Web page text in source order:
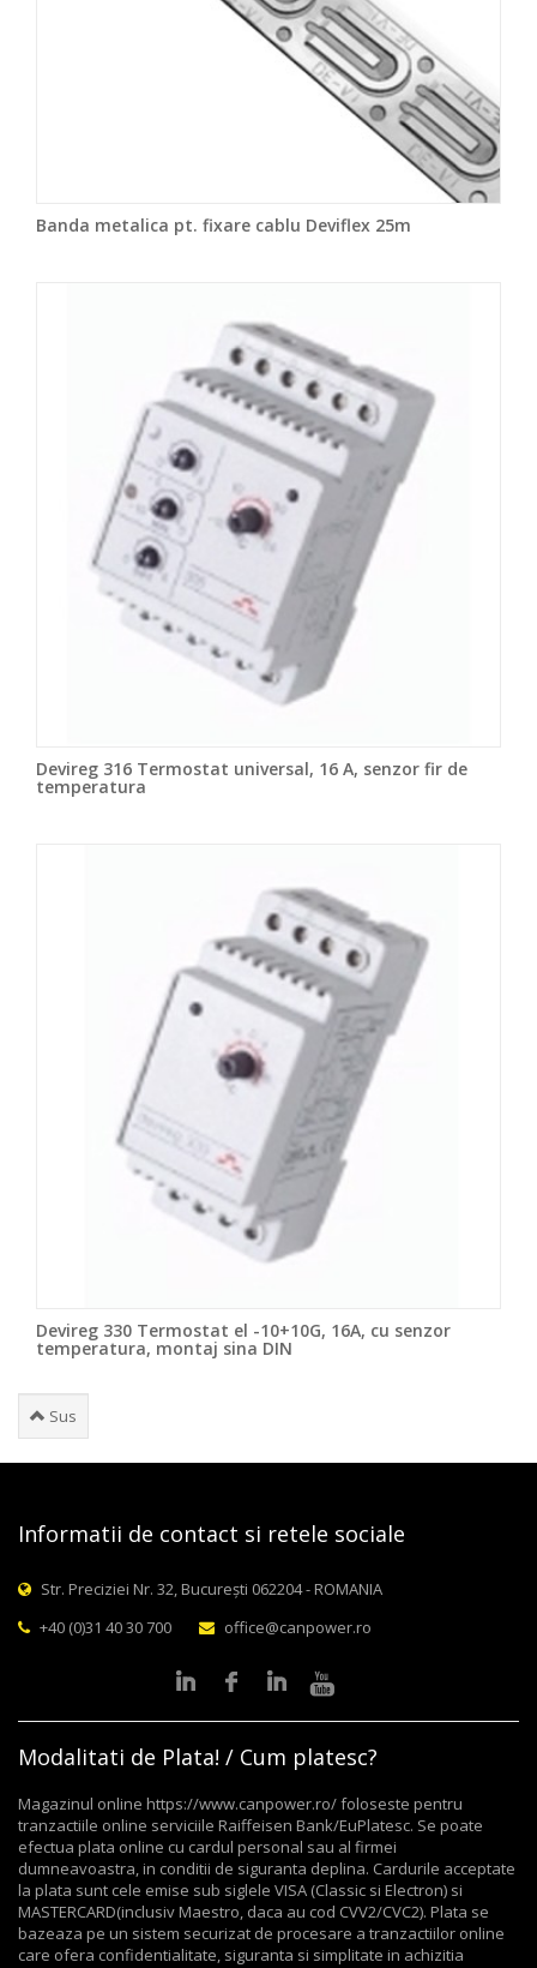
Banda metalica pt. fixare cablu Deviflex 25m
Devireg 316 Termostat universal, 16 A, senzor fir de
temperatura
Devireg 330 Termostat el -10+10G, 16A, cu senzor
temperatura, montaj sina DIN
Sus
Informatii de contact si retele sociale
Str. Preciziei Nr. 32, București 062204 - ROMANIA
+40 (0)31 40 30 700
office@canpower.ro
Modalitati de Plata! / Cum platesc?
Magazinul online https://www.canpower.ro/ foloseste pentru
tranzactiile online serviciile Raiffeisen Bank/EuPlatesc. Se poate
efectua plata online cu cardul personal sau al firmei
dumneavoastra, in conditii de siguranta deplina. Cardurile acceptate
la plata sunt cele emise sub siglele VISA (Classic si Electron) si
MASTERCARD(inclusiv Maestro, daca au cod CVV2/CVC2). Plata se
bazeaza pe un sistem securizat de procesare a tranzactiilor online
care ofera confidentialitate, siguranta si simplitate in achizitia